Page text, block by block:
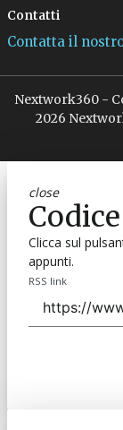
Contatti
Contatta il
Nextwork360 -
2026
close
Clicca sul
appunti.
RSS link